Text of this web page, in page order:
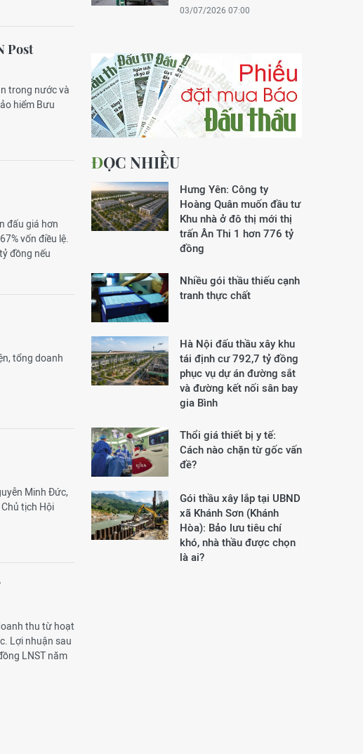
Post
trong nước và
hiểm Bưu
đấu giá hơn
vốn điều lệ.
đồng nếu
tổng doanh
Minh Đức,
tịch Hội
thu từ hoạt
Lợi nhuận sau
LNST năm
03/07/2026 07:00
ĐỌC NHIỀU
Hưng Yên: Công ty
Hoàng Quân muốn đầu tư
Khu nhà ở đô thị mới thị
trấn Ân Thi 1 hơn 776 tỷ
đồng
Nhiều gói thầu thiếu cạnh
tranh thực chất
Hà Nội đấu thầu xây khu
tái định cư 792,7 tỷ đồng
phục vụ dự án đường sắt
và đường kết nối sân bay
gia Bình
Thổi giá thiết bị y tế:
Cách nào chặn từ gốc vấn
đề?
Gói thầu xây lắp tại UBND
xã Khánh Sơn (Khánh
Hòa): Bảo lưu tiêu chí
khó, nhà thầu được chọn
là ai?